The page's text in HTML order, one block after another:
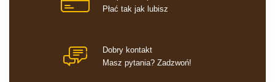
Płać tak jak lubisz
Dobry kontakt
Masz pytania? Zadzwoń!